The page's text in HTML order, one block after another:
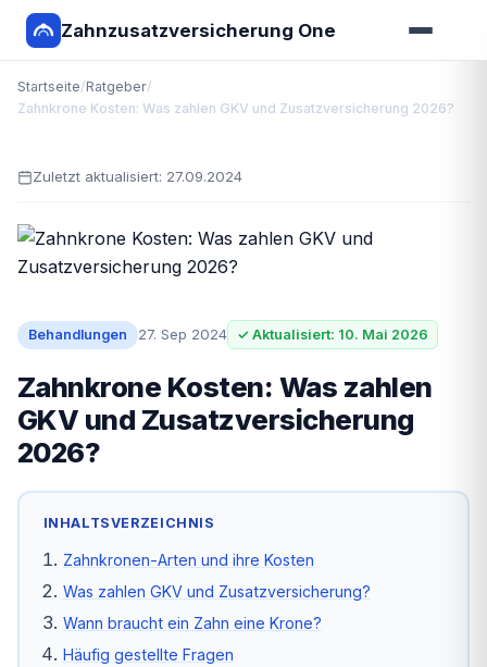
Zahnzusatzversicherung One
Startseite/Ratgeber/
Zahnkrone Kosten: Was zahlen GKV und Zusatzversicherung 2026?
Zuletzt aktualisiert: 27.09.2024
Behandlungen 27. Sep 2024 ✓ Aktualisiert: 10. Mai 2026
Zahnkrone Kosten: Was zahlen
GKV und Zusatzversicherung
2026?
INHALTSVERZEICHNIS
Zahnkronen-Arten und ihre Kosten
Was zahlen GKV und Zusatzversicherung?
Wann braucht ein Zahn eine Krone?
Häufig gestellte Fragen